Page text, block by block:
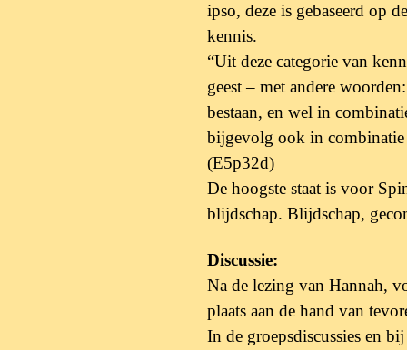
ipso, deze is gebaseerd op
kennis.
“Uit deze categorie van
geest – met andere
bestaan, en wel in
bijgevolg ook in combinatie
(E5p32d)
De hoogste staat is voor
blijdschap. Blijdschap,
Discussie:
Na de lezing van Hannah,
plaats aan de hand van
In de groepsdiscussies en